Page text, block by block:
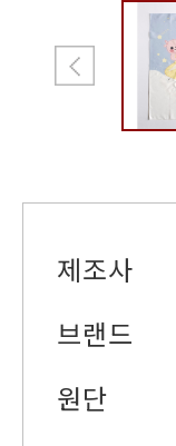
제조사
브랜드
원단